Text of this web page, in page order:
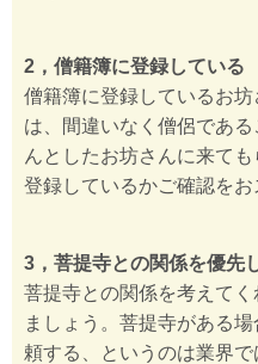
2，僧籍簿に登録している
僧籍簿に登録しているお
は、間違いなく僧侶であ
んとしたお坊さんに来て
登録しているかご確認をお
3，菩提寺との関係を優先
菩提寺との関係を考えて
ましょう。菩提寺がある
頼する、というのは業界